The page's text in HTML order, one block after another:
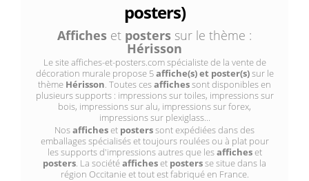
posters)
Affiches et posters sur le thème :
Hérisson
Le site affiches-et-posters.com spécialiste de la vente de
décoration murale propose 5affiche(s) et poster(s)sur le
thème Hérisson. Toutes cesaffichessont disponibles en
plusieurs supports : impressions sur toiles, impressions sur
bois, impressions sur alu, impressions sur forex,
impressions sur plexiglass...
Nosafficheset posterssont expédiées dans des
emballages spécialisés et toujours roulées ou à plat pour
les supports d'impressions autres que lesafficheset
posters. La sociétéafficheset postersse situe dans la
région Occitanie et tout est fabriqué en France.